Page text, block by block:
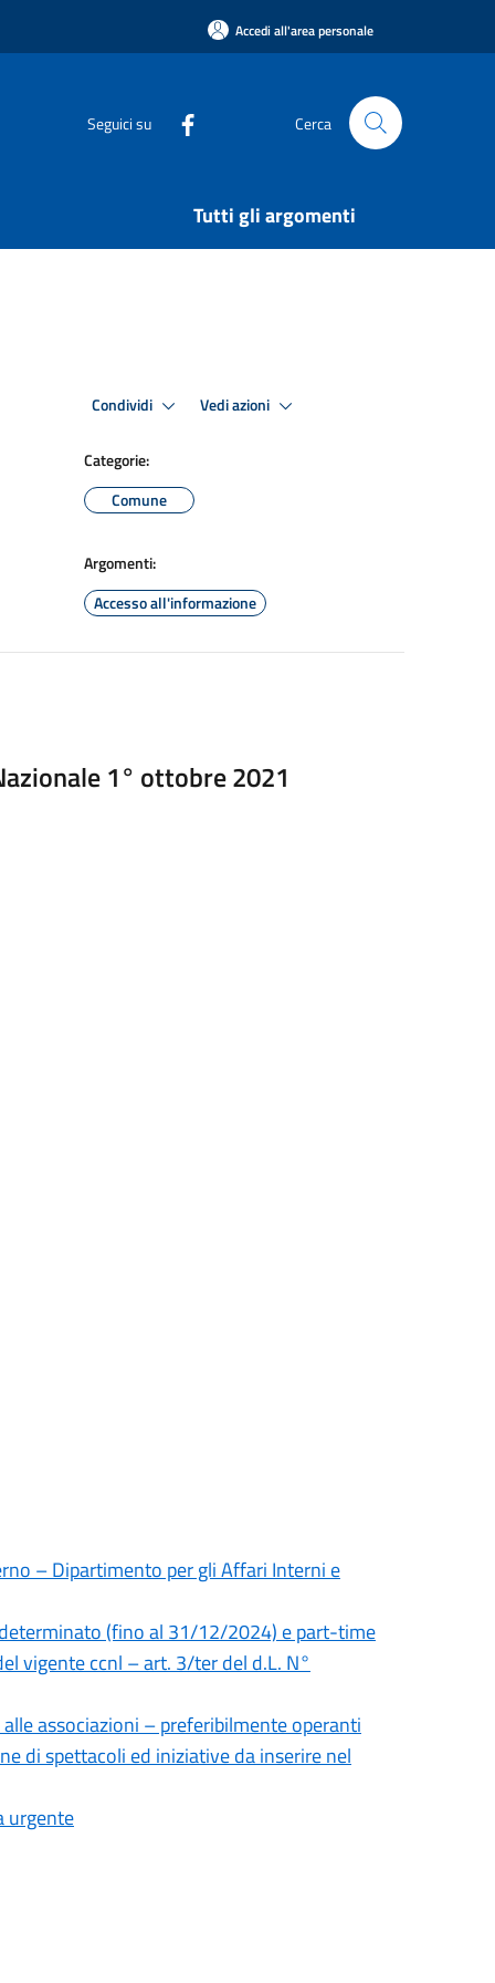
Accedi all'area personale
Seguici su Cerca
Tutti gli argomenti
Condividi Vedi azioni
Categorie:
Comune
Argomenti:
Accesso all'informazione
1° ottobre 2021
– Dipartimento per gli Affari Interni e
(fino al 31/12/2024) e part-time
vigente ccnl – art. 3/ter del d.L. N°
associazioni – preferibilmente operanti
di spettacoli ed iniziative da inserire nel
urgente